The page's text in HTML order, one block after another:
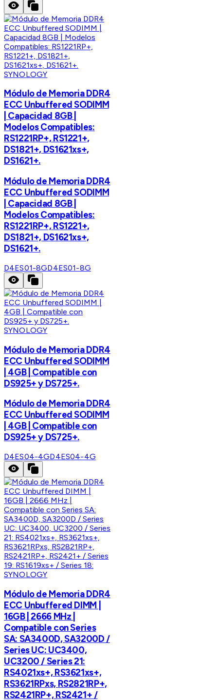
SYNOLOGY
Módulo de Memoria DDR4
ECC Unbuffered SODIMM
| Capacidad 8GB |
Modelos Compatibles:
RS1221RP+, RS1221+,
DS1821+, DS1621xs+,
DS1621+.
Módulo de Memoria DDR4
ECC Unbuffered SODIMM
| Capacidad 8GB |
Modelos Compatibles:
RS1221RP+, RS1221+,
DS1821+, DS1621xs+,
DS1621+.
D4ES01-8GD4ES01-8G
SYNOLOGY
Módulo de Memoria DDR4
ECC Unbuffered SODIMM
| 4GB | Compatible con
DS925+ y DS725+.
Módulo de Memoria DDR4
ECC Unbuffered SODIMM
| 4GB | Compatible con
DS925+ y DS725+.
D4ES04-4GD4ES04-4G
SYNOLOGY
Módulo de Memoria DDR4
ECC Unbuffered DIMM |
16GB | 2666 MHz |
Compatible con Series
SA: SA3400D, SA3200D /
Series UC: UC3400,
UC3200 / Series 21:
RS4021xs+, RS3621xs+,
RS3621RPxs, RS2821RP+,
RS2421RP+, RS2421+ /